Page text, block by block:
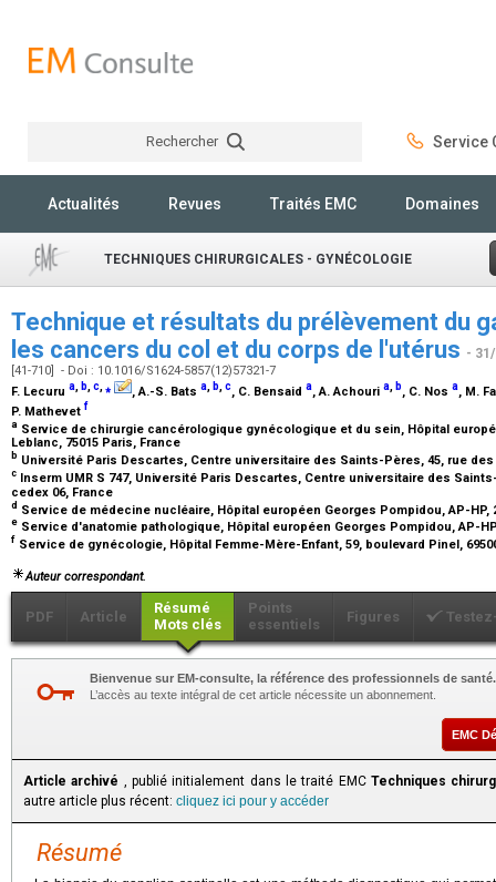
Rechercher Service
Actualités Revues Traités EMC Domaines
TECHNIQUES CHIRURGICALES - GYNÉCOLOGIE
Technique et résultats du prélèvement du
les cancers du col et du corps de l'utérus -
[41-710] - Doi : 10.1016/S1624-5857(12)57321-7
F. Lecuru a, b,c,⁎ , A.-S. Bats a, b,c, C. Bensaid a, A. Achouri a, b, C. Nos a, M.
P. Mathevet f
a Service de chirurgie cancérologique gynécologique et du sein, Hôpital
Leblanc, 75015 Paris, France
b Université Paris Descartes, Centre universitaire des Saints-Pères, 45, rue
c Inserm UMR S 747, Université Paris Descartes, Centre universitaire des
cedex 06, France
d Service de médecine nucléaire, Hôpital européen Georges Pompidou, AP-HP,
e Service d'anatomie pathologique, Hôpital européen Georges Pompidou, AP-
f Service de gynécologie, Hôpital Femme-Mère-Enfant, 59, boulevard Pinel,
Auteur correspondant.
PDF Article
Résumé
Mots clés
Points
essentiels
Figures
Bienvenue sur EM-consulte, la référence des professionnels de santé.
L’accès au texte intégral de cet article nécessite un abonnement.
EMC
Article archivé , publié initialement dans le traité EMC Techniques
autre article plus récent: cliquez ici pour y accéder
Résumé